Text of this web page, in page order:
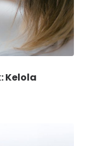
Kelola